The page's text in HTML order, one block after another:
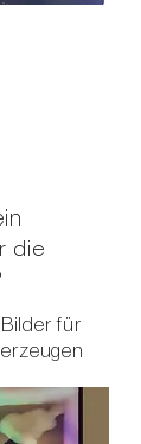
die
für